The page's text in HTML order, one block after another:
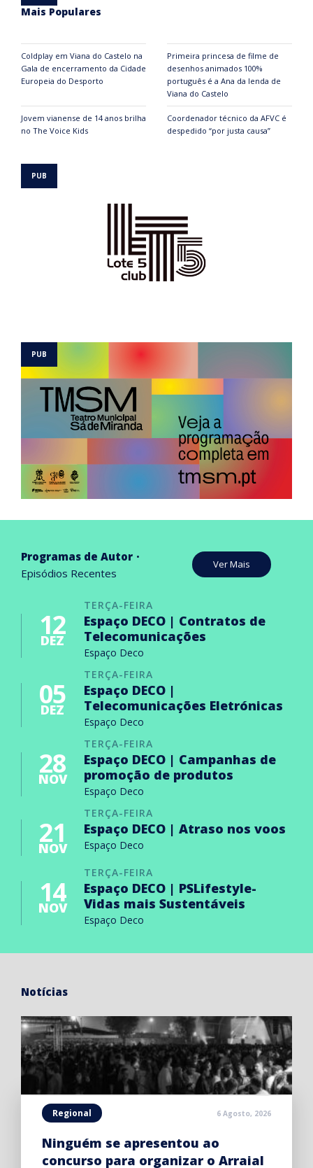
Mais Populares
Coldplay em Viana do Castelo na
Gala de encerramento da Cidade
Europeia do Desporto
Primeira princesa de filme de
desenhos animados 100%
português é a Ana da lenda de
Viana do Castelo
Jovem vianense de 14 anos brilha
no The Voice Kids
Coordenador técnico da AFVC é
despedido “por justa causa”
Programas de Autor
Episódios Recentes
Ver Mais
TERÇA-FEIRA
12
DEZ
Espaço DECO | Contratos de
Telecomunicações
Espaço Deco
TERÇA-FEIRA
05
DEZ
Espaço DECO |
Telecomunicações Eletrónicas
Espaço Deco
TERÇA-FEIRA
28
NOV
Espaço DECO | Campanhas de
promoção de produtos
Espaço Deco
TERÇA-FEIRA
21
NOV
Espaço DECO | Atraso nos voos
Espaço Deco
TERÇA-FEIRA
14
NOV
Espaço DECO | PSLifestyle-
Vidas mais Sustentáveis
Espaço Deco
Notícias
Regional 6 Agosto, 2026
Ninguém se apresentou ao
concurso para organizar o Arraial